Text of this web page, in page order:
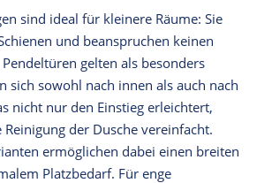
sind ideal für kleinere Räume: Sie
und beanspruchen keinen
gelten als besonders
sich sowohl nach innen als auch nach
nicht nur den Einstieg erleichtert,
der Dusche vereinfacht.
ermöglichen dabei einen breiten
Platzbedarf. Für enge